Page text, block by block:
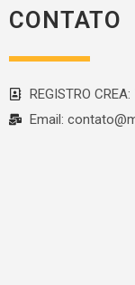
CONTATO
REGISTRO
Email: